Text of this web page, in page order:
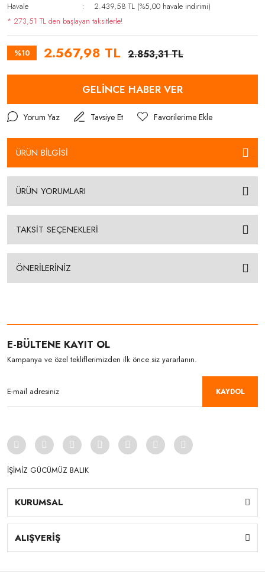
Havale
2.439,58 TL (%5,00 havale indirimi)
* 273,51 TL den başlayan taksitlerle!
%10 2.567,98 TL 2.853,31 TL
GELİNCE HABER VER
Yorum Yaz Tavsiye Et
ÜRÜN BİLGİSİ
ÜRÜN YORUMLARI
TAKSİT SEÇENEKLERİ
ÖNERİLERİNİZ
E-BÜLTENE KAYIT OL
Kampanya ve özel tekliflerimizden ilk önce siz yararlanın.
KAYDOL
İŞİMİZ GÜCÜMÜZ BALIK
KURUMSAL
ALIŞVERİŞ